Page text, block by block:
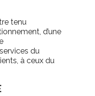
tenu
d’une
du
à ceux du